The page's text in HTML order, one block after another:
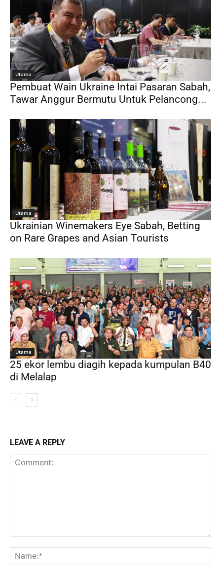
Utama
Pembuat Wain Ukraine Intai Pasaran Sabah,
Tawar Anggur Bermutu Untuk Pelancong...
Utama
Ukrainian Winemakers Eye Sabah, Betting
on Rare Grapes and Asian Tourists
Utama
25 ekor lembu diagih kepada kumpulan B40
di Melalap
LEAVE A REPLY